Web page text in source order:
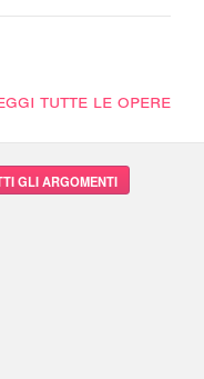
tutte le opere
GLI ARGOMENTI